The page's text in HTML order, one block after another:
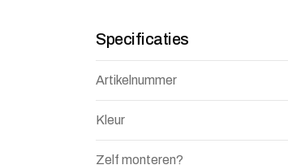
Specificaties
Artikelnummer
Kleur
Zelf monteren?